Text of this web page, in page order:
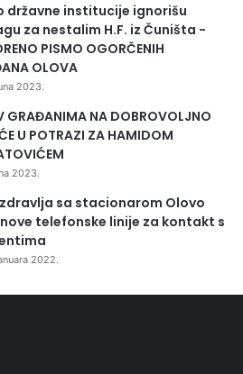
državne institucije ignorišu
za nestalim H.F. iz Čuništa -
PISMO OGORČENIH
OLOVA
2023.
GRAĐANIMA NA DOBROVOLJNO
U POTRAZI ZA HAMIDOM
2023.
sa stacionarom Olovo
telefonske linije za kontakt s
2022.